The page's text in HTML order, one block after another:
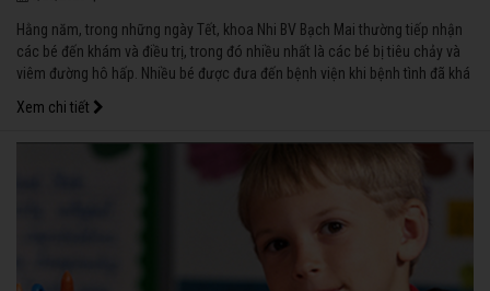
Hằng năm, trong những ngày Tết, khoa Nhi BV Bạch Mai thường tiếp nhận
các bé đến khám và điều trị, trong đó nhiều nhất là các bé bị tiêu chảy và
viêm đường hô hấp. Nhiều bé được đưa đến bệnh viện khi bệnh tình đã khá
nặng. Vì thế, trong những ngày này, cha mẹ nên chuẩn bị sẵn một số loại
thuốc thông thường để có thể xử trí ban đầu, khi chưa thể đưa bé đến bệnh
viện ngay.
Xem chi tiết